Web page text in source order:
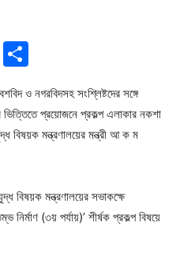
Messenger
ও নগরবিদসহ সংশ্লিষ্টদের সঙ্গে
প্রয়োজনে প্রকল্প এলাকার নকশা
বিষয়ক মন্ত্রণালয়ের মন্ত্রী আ ক ম
বিষয়ক মন্ত্রণালয়ের সভাকক্ষে
নির্মাণ (৩য় পর্যায়)’ শীর্ষক প্রকল্প বিষয়ে